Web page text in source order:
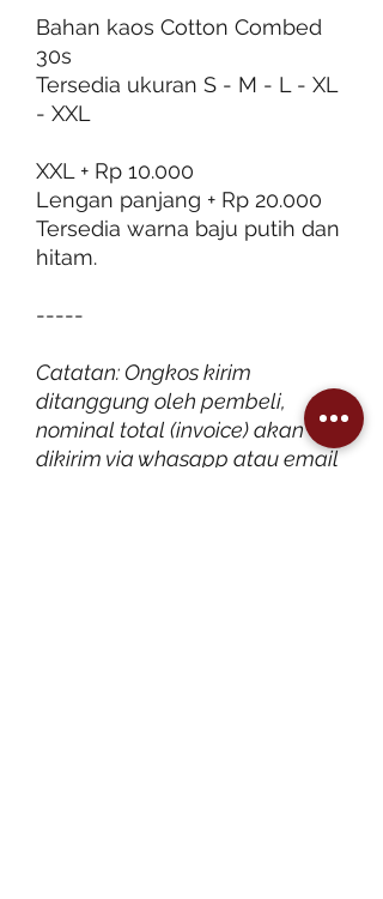
Bahan kaos Cotton Combed
30s
Tersedia ukuran S - M - L - XL
- XXL
XXL + Rp 10.000
Lengan panjang + Rp 20.000
Tersedia warna baju putih dan
hitam.
-----
Catatan: Ongkos kirim
ditanggung oleh pembeli,
nominal total (invoice) akan
dikirim via whasapp atau email